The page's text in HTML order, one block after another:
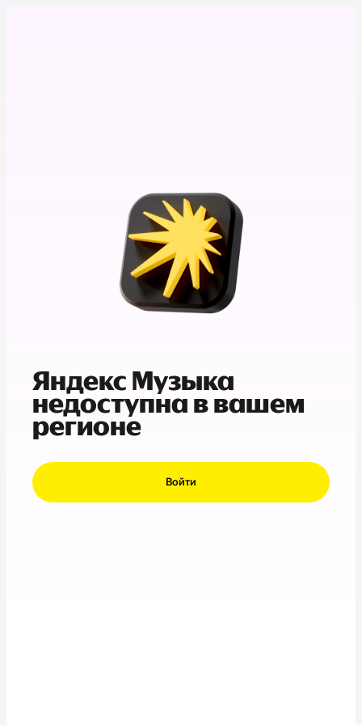
Яндекс Музыка
недоступна в вашем
регионе
Войти